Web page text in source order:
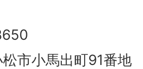
市小馬出町91番地